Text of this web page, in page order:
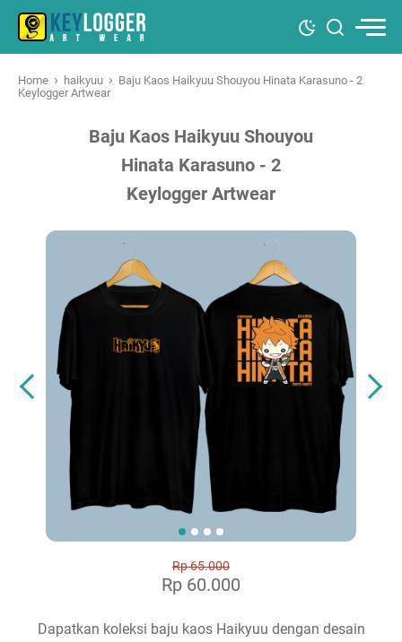
Home › haikyuu › Baju Kaos Haikyuu Shouyou Hinata Karasuno - 2
Keylogger Artwear
Baju Kaos Haikyuu Shouyou
Hinata Karasuno - 2
Keylogger Artwear
Rp 65.000
Rp 60.000
Dapatkan koleksi baju kaos Haikyuu dengan desain